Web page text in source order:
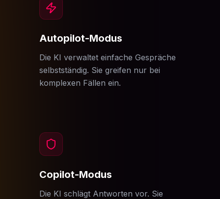
Autopilot-Modus
Die KI verwaltet einfache Gespräche
selbstständig. Sie greifen nur bei
komplexen Fällen ein.
Copilot-Modus
Die KI schlägt Antworten vor. Sie